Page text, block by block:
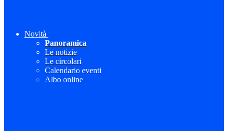
Novità
Panoramica
Le notizie
Le circolari
Calendario eventi
Albo online